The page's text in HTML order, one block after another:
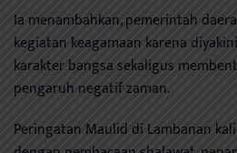
Ia menambahkan, pemerintah
kegiatan keagamaan karena
karakter bangsa sekaligus
pengaruh negatif zaman.
Peringatan Maulid di Lambanan